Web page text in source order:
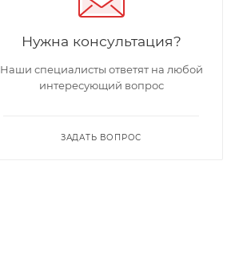
Нужна консультация?
Наши специалисты ответят на любой
интересующий вопрос
ЗАДАТЬ ВОПРОС